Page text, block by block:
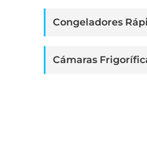
Congeladores
Cámaras